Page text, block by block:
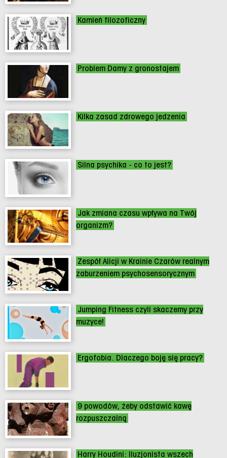
Kamień filozoficzny
Problem Damy z gronostajem
Kilka zasad zdrowego jedzenia
Silna psychika - co to jest?
Jak zmiana czasu wpływa na Twój
organizm?
Zespół Alicji w Krainie Czarów realnym
zaburzeniem psychosensorycznym
Jumping Fitness czyli skaczemy przy
muzyce!
Ergofobia. Dlaczego boję się pracy?
9 powodów, żeby odstawić kawę
rozpuszczalną
Harry Houdini: Iluzjonista wszech